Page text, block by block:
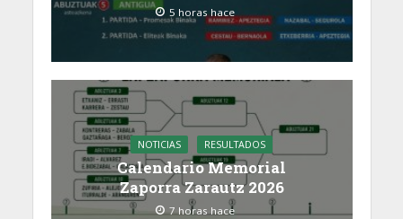
5 horas hace
NOTICIAS RESULTADOS
Calendario Memorial
Zaporra Zarautz 2026
7 horas hace